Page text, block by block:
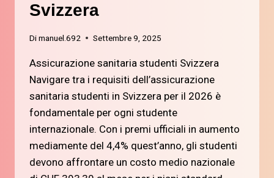
Svizzera
Dimanuel.692 Settembre 9, 2025
Assicurazione sanitaria studenti Svizzera
Navigare tra i requisiti dell’assicurazione
sanitaria studenti in Svizzera per il 2026 è
fondamentale per ogni studente
internazionale. Con i premi ufficiali in aumento
mediamente del 4,4% quest’anno, gli studenti
devono affrontare un costo medio nazionale